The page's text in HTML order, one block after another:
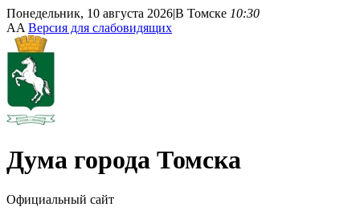
Понедельник, 10 августа 2026|В Томске 10:30
AA Версия для слабовидящих
Дума города Томска
Официальный сайт